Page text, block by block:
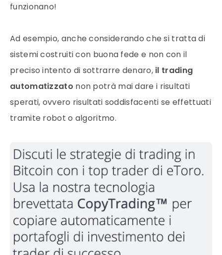
funzionano!
Ad esempio, anche considerando che si tratta di
sistemi costruiti con buona fede e non con il
preciso intento di sottrarre denaro, il trading
automatizzato non potrà mai dare i risultati
sperati, ovvero risultati soddisfacenti se effettuati
tramite robot o algoritmo.